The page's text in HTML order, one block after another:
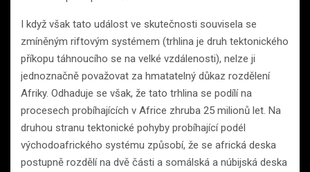
I když však tato událost ve skutečnosti souvisela se
zmíněným riftovým systémem (trhlina je druh tektonického
příkopu táhnoucího se na velké vzdálenosti), nelze ji
jednoznačně považovat za hmatatelný důkaz rozdělení
Afriky. Odhaduje se však, že tato trhlina se podílí na
procesech probíhajících v Africe zhruba 25 milionů let. Na
druhou stranu tektonické pohyby probíhající podél
východoafrického systému způsobí, že se africká deska
postupně rozdělí na dvě části a somálská a núbijská deska